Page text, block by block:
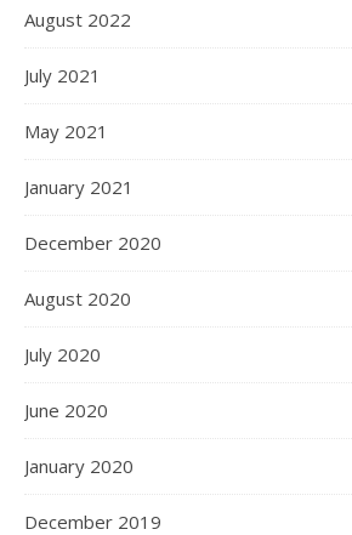
August 2022
July 2021
May 2021
January 2021
December 2020
August 2020
July 2020
June 2020
January 2020
December 2019